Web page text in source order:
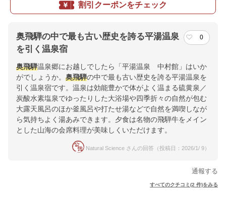
割引クーポンをチェック
奥飛騨の中で最も古い歴史を誇る平湯温泉
を引く温泉宿
0
奥飛騨温泉郷にお越しでしたら「平湯温泉 中村館」はいか
がでしょうか。 奥飛騨の中で最も古い歴史を誇る平湯温泉を
引く温泉宿です。温泉は効能豊かで体がよく温まる硫黄泉／
炭酸水素塩泉でゆったりした大浴場や四季折々の自然が包む
大露天風呂のほか釜風呂や打たせ湯などで自然を満喫しなが
ら気持ちよく湯あみできます。夕食は名物の飛騨牛をメイン
とした山海の会席料理が美味しくいただけます。
Natural Science さんの回答（投稿日：2026/1/ 9）
通報する
すべてのクチコミ(2 件)をみる